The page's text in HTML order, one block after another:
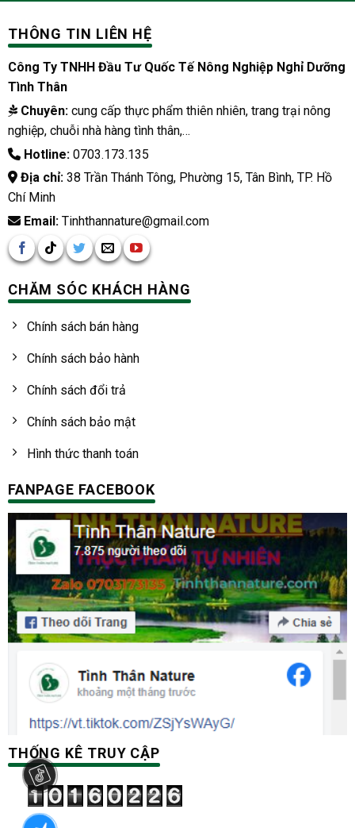
THÔNG TIN LIÊN HỆ
Công Ty TNHH Đầu Tư Quốc Tế Nông Nghiệp Nghỉ Dưỡng
Tình Thân
Chuyên:cung cấp thực phẩm thiên nhiên, trang trại nông
nghiệp, chuỗi nhà hàng tình thân,…
Hotline:0703.173.135
Địa chỉ:38 Trần Thánh Tông, Phường 15, Tân Bình, TP. Hồ
Chí Minh
Email:Tinhthannature@gmail.com
CHĂM SÓC KHÁCH HÀNG
Chính sách bán hàng
Chính sách bảo hành
Chính sách đổi trả
Chính sách bảo mật
Hình thức thanh toán
FANPAGE FACEBOOK
THỐNG KÊ TRUY CẬP